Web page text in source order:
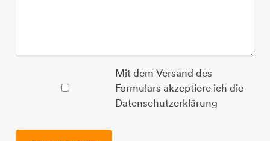
Mit dem Versand des
Formulars akzeptiere ich die
Datenschutzerklärung